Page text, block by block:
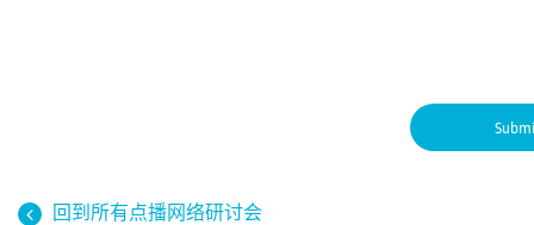
回到所有点播网络研讨会